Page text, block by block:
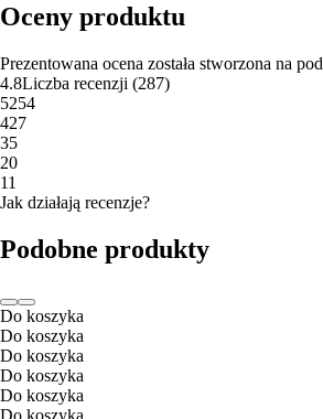
Oceny produktu
Prezentowana ocena została stworzona na
4.8Liczba recenzji (287)
5254
427
35
20
11
Jak działają recenzje?
Podobne produkty
Do koszyka
Do koszyka
Do koszyka
Do koszyka
Do koszyka
Do koszyka